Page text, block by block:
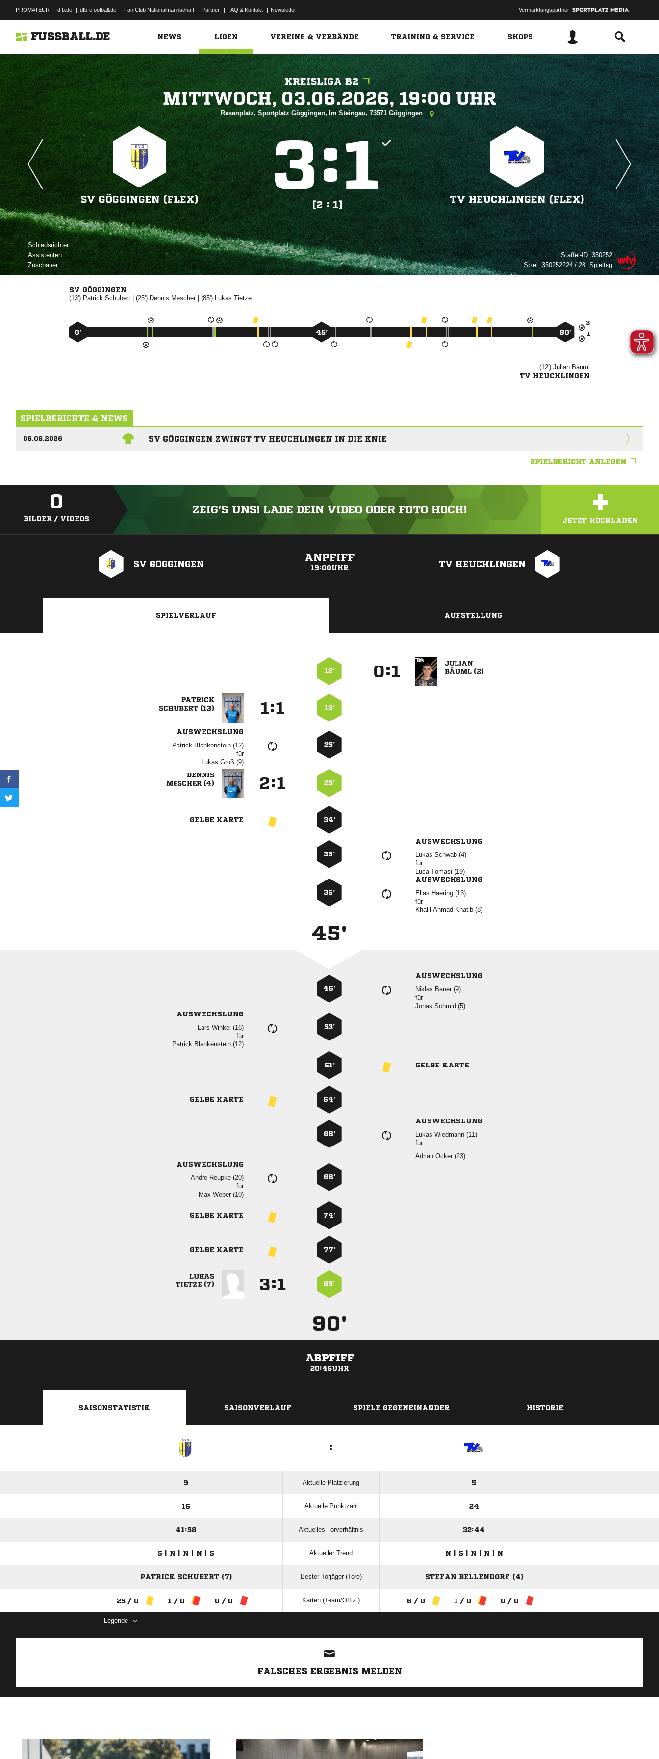
PROMATEUR | dfb.de | dfb-efootball.de | Fan Club Nationalmannschaft | Partner | FAQ & Kontakt | Newsletter Vermarktungspartner:
FUSSBALL.DE NEWS LIGEN VEREINE & VERBÄNDE TRAINING & SERVICE SHOPS
KREISLIGA B2
   
Rasenplatz, Sportplatz Göggingen, Im Steingau, 73571 Göggingen
SV GÖGGINGEN (FLEX)
:
[2 : 1]
TV HEUCHLINGEN (FLEX)
Schiedsrichter:
Assistenten:
Zuschauer:
Staffel-ID:350252
Spiel:350252224 / 28. Spieltag
SV GÖGGINGEN
(13') | (25')  | (85')  


0’ 45’ 90’
(12') 
TV HEUCHLINGEN
SPIELBERICHTE & NEWS
06.06.2026 SV GÖGGINGEN ZWINGT TV HEUCHLINGEN IN DIE KNIE
SPIELBERICHT ANLEGEN
0
BILDER / VIDEOS
ZEIG'S UNS! LADE DEIN VIDEO ODER FOTO HOCH! +
JETZT HOCHLADEN
SV GÖGGINGEN
ANPFIFF
19:00UHR TV HEUCHLINGEN
SPIELVERLAUF AUFSTELLUNG
12’ :

 

 
: 13’
AUSWECHSLUNG
  
für
  
25’

 
: 25’
GELBE KARTE 34’
36’
AUSWECHSLUNG
  
für
  
36’
AUSWECHSLUNG
  
für
   
45'
46’
AUSWECHSLUNG
  
für
  
AUSWECHSLUNG
  
für
  
53’
61’ GELBE KARTE
GELBE KARTE 64’
68’
AUSWECHSLUNG
  
für
  
AUSWECHSLUNG
  
für
  
68’
GELBE KARTE 74’
GELBE KARTE 77’

 
: 85’
90'
ABPFIFF
20:45UHR
SAISONSTATISTIK SAISONVERLAUF SPIELE GEGENEINANDER HISTORIE
:
9 Aktuelle Platzierung 5
16 Aktuelle Punktzahl 24
41:58 Aktuelles Torverhältnis 32:44
S | N | N | N | S Aktueller Trend N | S | N | N | N
PATRICK SCHUBERT (7) Bester Torjäger (Tore) STEFAN BELLENDORF (4)
25 / 0 1 / 0 0 / 0 Karten (Team/Offiz.) 6 / 0 1 / 0 0 / 0
Legende
FALSCHES ERGEBNIS MELDEN